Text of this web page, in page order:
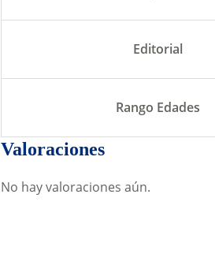
Editorial
Rango Edades
Valoraciones
No hay valoraciones aún.